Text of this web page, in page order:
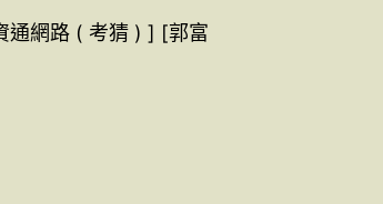
通網路 ( 考猜 ) ] [郭富